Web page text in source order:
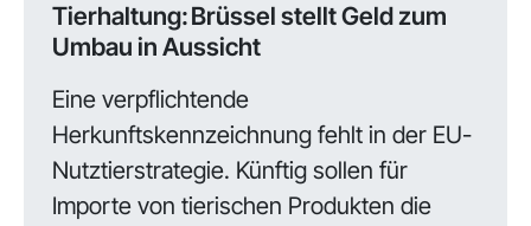
Tierhaltung: Brüssel stellt Geld zum
Umbau in Aussicht
Eine verpflichtende
Herkunftskennzeichnung fehlt in der EU-
Nutztierstrategie. Künftig sollen für
Importe von tierischen Produkten die